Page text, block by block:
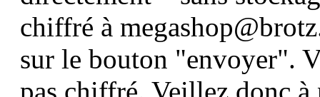
chiffré à
sur le bouton "envoyer".
pas chiffré. Veillez donc à